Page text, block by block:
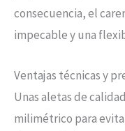
consecuencia, el
impecable y una
Ventajas técnicas y
Unas aletas de
milimétrico para